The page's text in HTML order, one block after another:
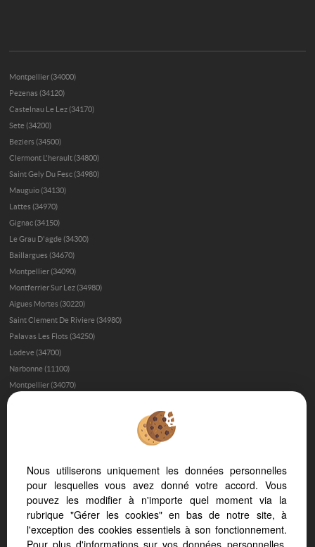
Montpellier (34000)
Pezenas (34120)
Castelnau Le Lez (34170)
Sete (34200)
Beziers (34500)
Clermont L'herault (34800)
Saint Gely Du Fesc (34980)
Mauguio (34130)
Lattes (34970)
Gignac (34150)
Le Grau D'agde (34300)
Baillargues (34670)
Montpellier (34090)
Montferrier Sur Lez (34980)
Aigues Mortes (30220)
Saint Clement De Riviere (34980)
Palavas Les Flots (34250)
Lodeve (34700)
Narbonne (11100)
Montpellier (34070)
Les quartiers de Montpellier où investir
Investir dans une maison aux Beaux Arts
Acheter une maison à Saint-Gély-du-Fesc - Les Vautes
Acheter une maison à Uzès
Nous utiliserons uniquement les données personnelles
pour lesquelles vous avez donné votre accord. Vous
pouvez les modifier à n'importe quel moment via la
rubrique "Gérer les cookies" en bas de notre site, à
l'exception des cookies essentiels à son fonctionnement.
Pour plus d'informations sur vos données personnelles,